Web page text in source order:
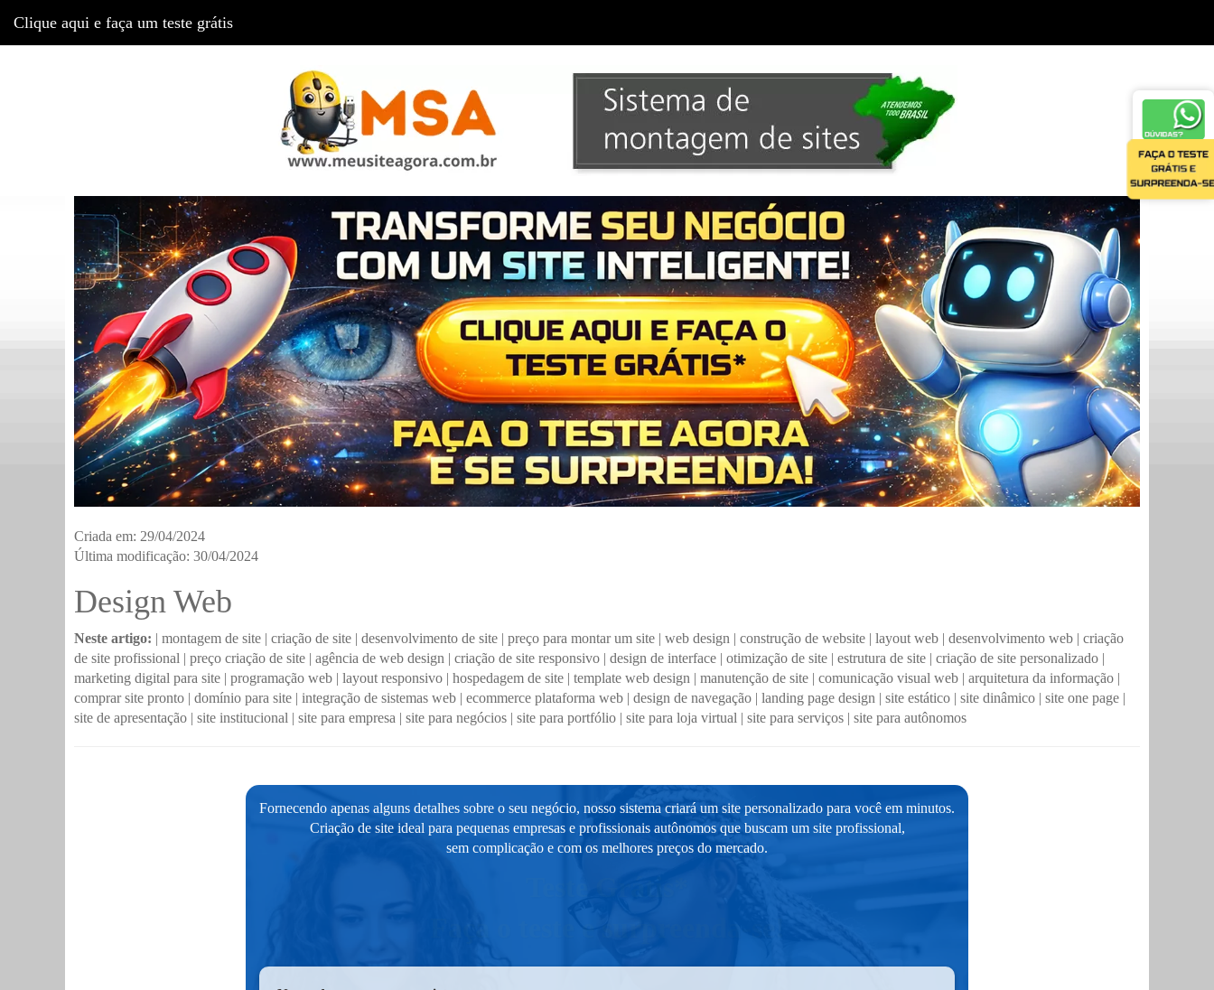
Criada em: 29/04/2024
Última modificação: 30/04/2024
Design Web
Neste artigo: | montagem de site | criação de site | desenvolvimento de site | preço para montar um site | web design | construção de website | layout web | desenvolvimento web | criação
de site profissional | preço criação de site | agência de web design | criação de site responsivo | design de interface | otimização de site | estrutura de site | criação de site personalizado |
marketing digital para site | programação web | layout responsivo | hospedagem de site | template web design | manutenção de site | comunicação visual web | arquitetura da informação |
comprar site pronto | domínio para site | integração de sistemas web | ecommerce plataforma web | design de navegação | landing page design | site estático | site dinâmico | site one page |
site de apresentação | site institucional | site para empresa | site para negócios | site para portfólio | site para loja virtual | site para serviços | site para autônomos
Fornecendo apenas alguns detalhes sobre o seu negócio, nosso sistema criará um site personalizado para você em minutos.
Criação de site ideal para pequenas empresas e profissionais autônomos que buscam um site profissional,
sem complicação e com os melhores preços do mercado.
Faça o teste e surpreenda-se!
Clique aqui e faça um teste grátis